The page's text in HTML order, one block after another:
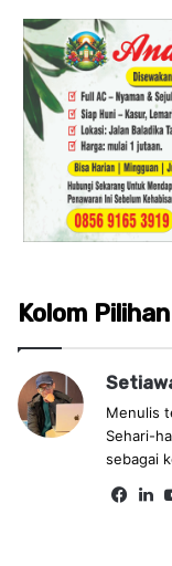
Kolom Pilihan
Menulis
Sehari-
sebagai
Fa